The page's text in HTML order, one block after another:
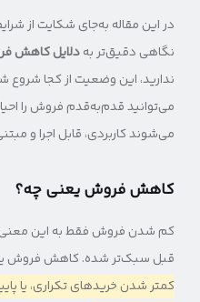
در این مقاله به‌جای شکایت از
نگاهی دقیق‌تر بهدلایل کاهش
ندارید، این وضعیت از کجا شروع
می‌توانید قدم‌به‌قدم فروش را
می‌شوند کاربردی، قابل اجرا و
کاهش فروش یعنی چه؟
کم شدن فروش فقط به این معنی
قبل سبک‌تر شده. کاهش فروش
کمتر شدن خریدهای تکراری، یا